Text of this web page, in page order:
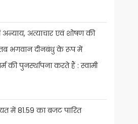
अत्याचार एवं शोषण की
तब भगवान दीनबंधु के रूप में
की पुनर्स्थापना करते हैं : स्वामी
में 81.59 का बजट पारित